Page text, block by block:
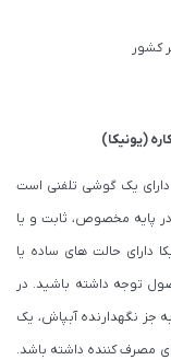
(یونیکا)
یک گوشی تلفنی است
پایه مخصوص، ثابت و یا
حالت های ساده یا
توجه داشته باشید. در
جز نگهدارنده آبپاش، یک
مصرف کننده داشته باشد.